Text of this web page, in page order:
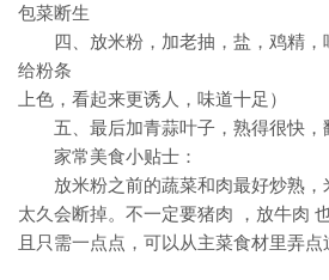
包菜断生
四、放米粉，加老抽，盐，鸡精，
给粉条
上色，看起来更诱人，味道十足）
五、最后加青蒜叶子，熟得很快，
家常美食小贴士：
放米粉之前的蔬菜和肉最好炒熟，
太久会断掉。不一定要猪肉 ，放牛肉
且只需一点点，可以从主菜食材里弄点